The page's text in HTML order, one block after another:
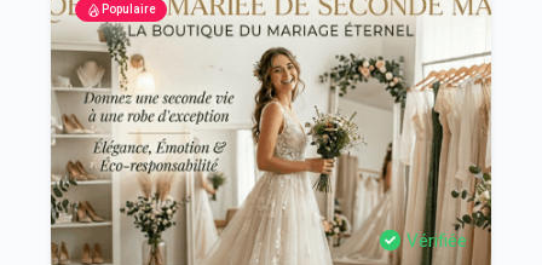
Populaire
Vérifiée